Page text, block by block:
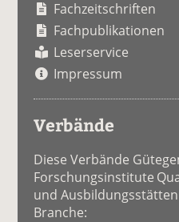
Fachzeitschriften
Fachpublikationen
Leserservice
Impressum
Verbände
Diese Verbände
Forschungsinstitute
und
Branche: